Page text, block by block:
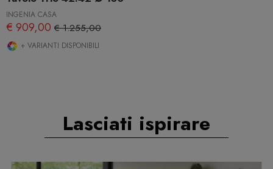
INGENIA CASA
€ 909,00 € 1.255,00
+ VARIANTI DISPONIBILI
Lasciati ispirare